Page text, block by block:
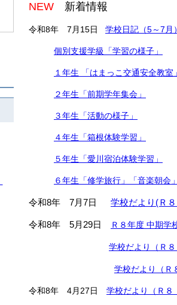
NEW 新着情報
令和8年 7月15日 学校日記（5～7月）
個別支援学級「学習の様子」
１年生 「はまっこ交通安全教室」
２年生「前期学年集会」
３年生「活動の様子」
４年生「箱根体験学習」
５年生「愛川宿泊体験学習」
６年生「修学旅行」「音楽朝会」
令和8年 7月7日 学校だより(Ｒ
令和8年 5月29日 Ｒ８年度 中期学
学校だより（Ｒ
学校だより（Ｒ
令和8年 4月27日 学校だより（Ｒ８